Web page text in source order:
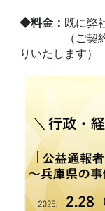
◆料金： 既に弊
（ご契約企
りいたします）